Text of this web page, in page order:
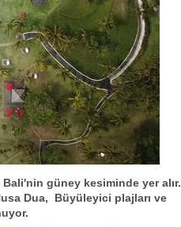
güney kesiminde yer alır.
Dua, Büyüleyici plajları ve